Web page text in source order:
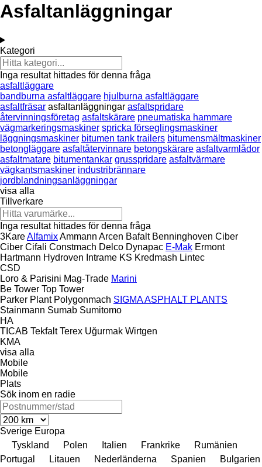
Asfaltanläggningar
Kategori
Inga resultat hittades för denna fråga
asfaltläggare
bandburna asfaltläggare hjulburna asfaltläggare
asfaltfräsar asfaltanläggningar asfaltspridare
återvinningsföretag asfaltskärare pneumatiska hammare
vägmarkeringsmaskiner spricka förseglingsmaskiner
läggningsmaskiner bitumen tank trailers bitumensmältmaskiner
betongläggare asfaltåtervinnare betongskärare asfaltvarmlådor
asfaltmatare bitumentankar grusspridare asfaltvärmare
vägkantsmaskiner industribrännare
jordblandningsanläggningar
visa alla
Tillverkare
Inga resultat hittades för denna fråga
3KareAlfamixAmmann Arcen Bafalt Benninghoven Ciber
Ciber Cifali Constmach Delco Dynapac E-Mak Ermont
Hartmann Hydroven Intrame KS Kredmash Lintec
CSD
Loro & Parisini Mag-Trade Marini
Be Tower Top Tower
Parker Plant Polygonmach SIGMA ASPHALT PLANTS
Stainmann Sumab Sumitomo
HA
TICAB Tekfalt Terex Uğurmak Wirtgen
KMA
visa alla
Mobile
Mobile
Plats
Sök inom en radie
Sverige Europa
Tyskland
Polen Italien Frankrike
Rumänien
Portugal
Litauen Nederländerna Spanien
Bulgarien